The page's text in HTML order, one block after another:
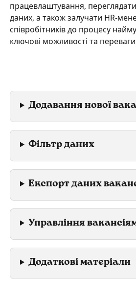
працевлаштування, переглядати
даних, а також залучати HR-
співробітників до процесу
ключові можливості та
Додавання нової
Фільтр даних
Експорт даних
Управління
Додаткові матеріали